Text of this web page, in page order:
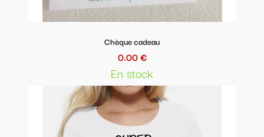
Chèque cadeau
0.00 €
En stock